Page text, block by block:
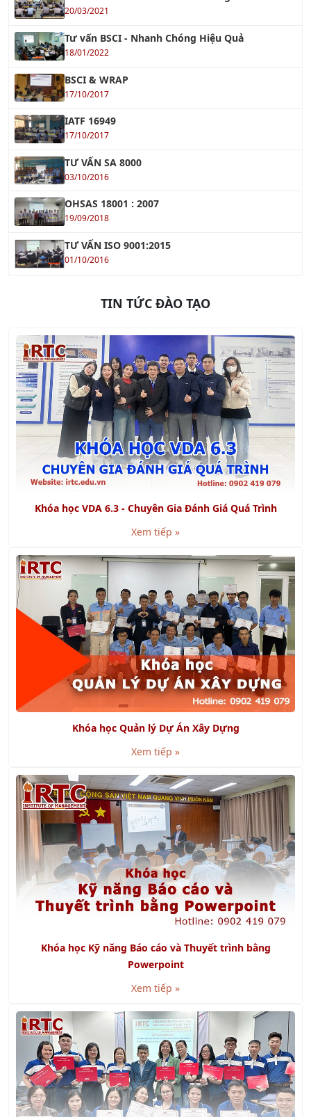
20/03/2021
Tư vấn BSCI - Nhanh Chóng Hiệu Quả
18/01/2022
BSCI & WRAP
17/10/2017
IATF 16949
17/10/2017
TƯ VẤN SA 8000
03/10/2016
OHSAS 18001 : 2007
19/09/2018
TƯ VẤN ISO 9001:2015
01/10/2016
TIN TỨC ĐÀO TẠO
Khóa học VDA 6.3 - Chuyên Gia Đánh Giá Quá Trình
Xem tiếp »
Khóa học Quản lý Dự Án Xây Dựng
Xem tiếp »
Khóa học Kỹ năng Báo cáo và Thuyết trình bằng
Powerpoint
Xem tiếp »